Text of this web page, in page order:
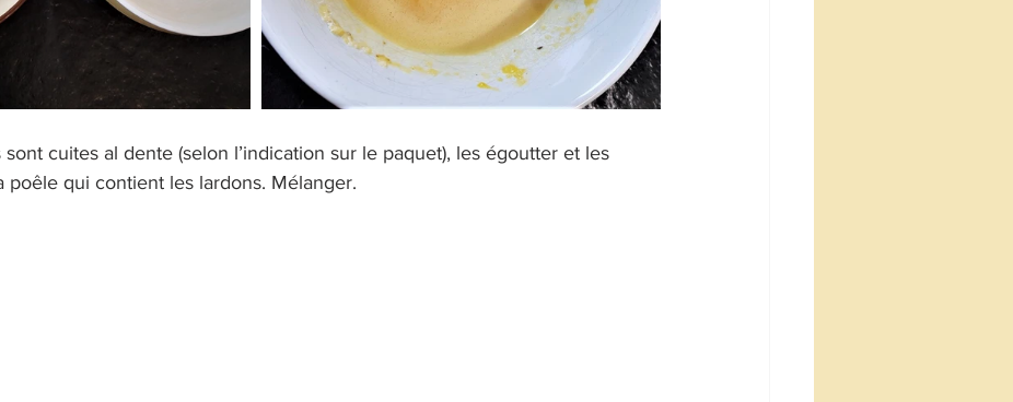
sont cuites al dente (selon l’indication sur le paquet), les égoutter et les
poêle qui contient les lardons. Mélanger.